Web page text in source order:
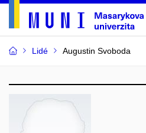
Lidé Augustin Svoboda